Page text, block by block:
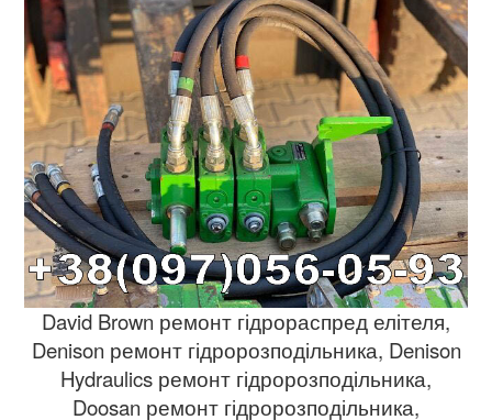
David Brown ремонт гідрораспред елітеля,
Denison ремонт гідророзподільника, Denison
Hydraulics ремонт гідророзподільника,
Doosan ремонт гідророзподільника,